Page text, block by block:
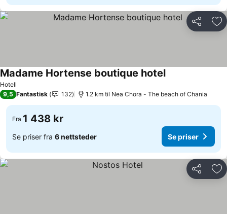
Del
Hotell
Madame Hortense boutique hotelSe priser
9,5 Fantastisk 132 1.2 km til Nea Chora - The beach of Chania
Fra 1 438 kr
Se priser fra 6 nettsteder Se priser
Del